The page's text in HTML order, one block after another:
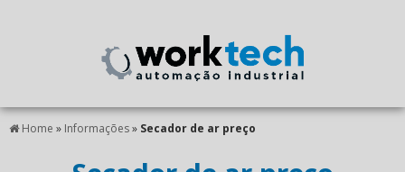
Home » Informações» Secador de ar preço